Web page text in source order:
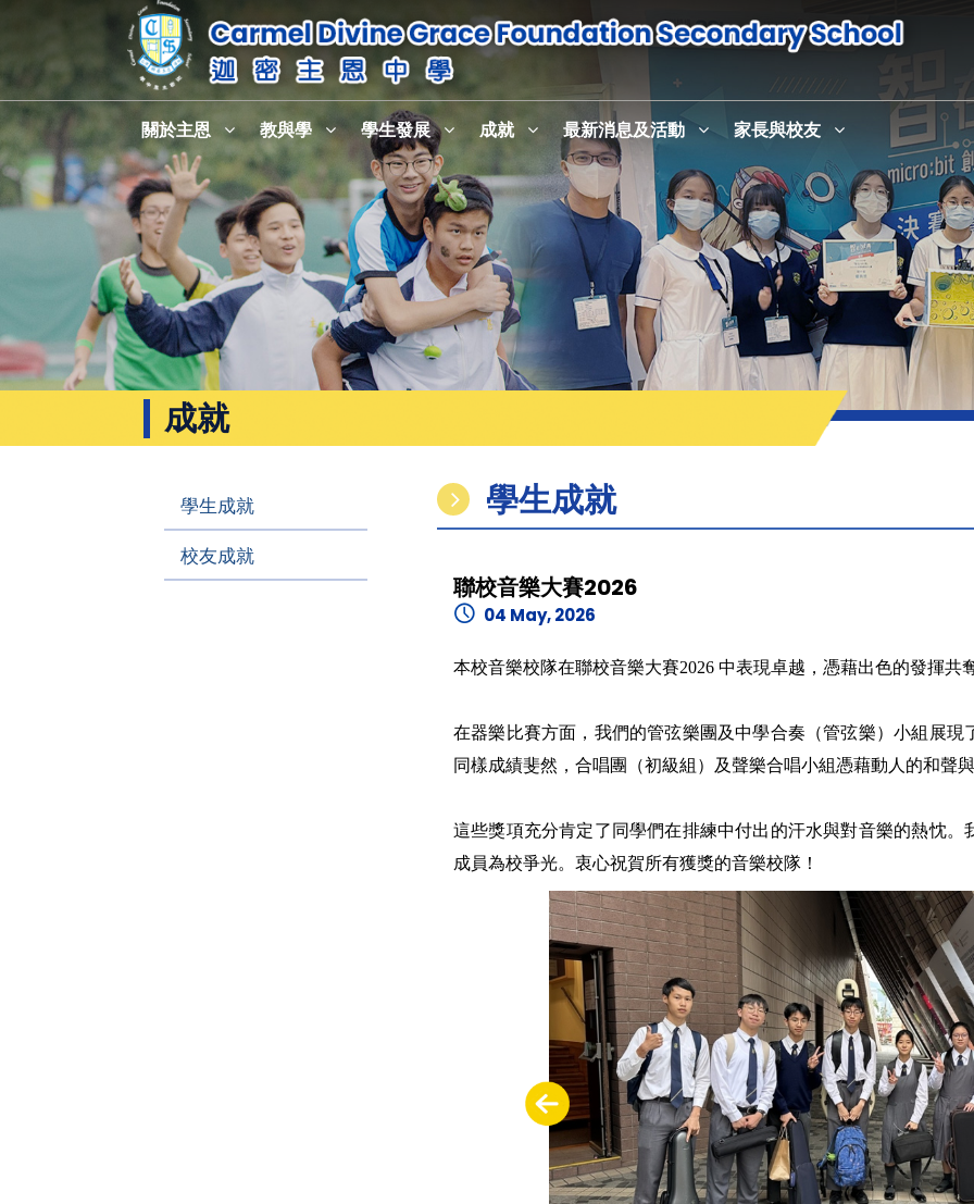
關於主恩 教與學 學生發展 成就 最新消息及活動 家長與校友
成就
學生成就
校友成就
學生成就
聯校音樂大賽2026
04 May, 2026
本校音樂校隊在聯校音樂大賽2026 中表現卓越，憑藉出色的發揮共
在器樂比賽方面，我們的管弦樂團及中學合奏（管弦樂）小組展
同樣成績斐然，合唱團（初級組）及聲樂合唱小組憑藉動人的和聲
這些獎項充分肯定了同學們在排練中付出的汗水與對音樂的熱忱
成員為校爭光。衷心祝賀所有獲獎的音樂校隊！